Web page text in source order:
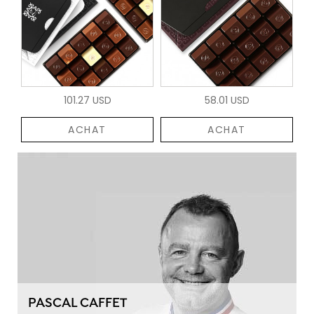
101.27 USD
ACHAT
58.01 USD
ACHAT
PASCAL CAFFET